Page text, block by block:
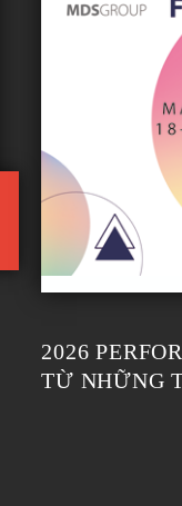
2026
TỪ NHỮNG